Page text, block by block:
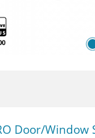
Door/Window